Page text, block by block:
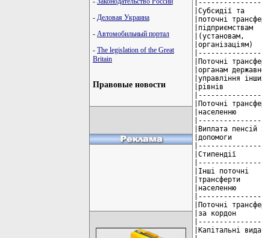
- Деловая Украина
- Автомобильный портал
- The legislation of the Great
Britain
Правовые новости